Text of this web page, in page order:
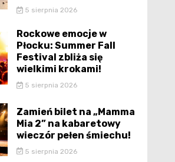
5 sierpnia 2026
Rockowe emocje w
Płocku: Summer Fall
Festival zbliża się
wielkimi krokami!
5 sierpnia 2026
Zamień bilet na „Mamma
Mia 2” na kabaretowy
wieczór pełen śmiechu!
5 sierpnia 2026